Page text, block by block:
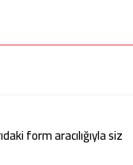
form aracılığıyla siz